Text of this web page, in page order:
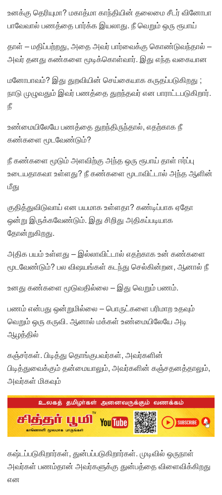
உனக்கு தெரியுமா? மகாத்மா காந்தியின் தலைமை சீடர் வினோபா
பாவேவால் பணத்தை பார்க்க இயலாது. நீ வெறும் ஒரு ரூபாய்
தாள் – மதிப்பற்றது, அதை அவர் பார்வைக்கு கொண்டுவந்தால் –
அவர் தனது கண்களை மூடிக்கொள்வார். இது எந்த வகையான
மனோபாவம்? இது துறவியின் செய்கையாக கருதப்படுகிறது ;
நாடு முழுவதும் இவர் பணத்தை துறந்தவர் என பாராட்டபடுகிறார்.
நீ
உண்மையிலேயே பணத்தை துறந்திருந்தால், எதற்காக நீ
கண்களை மூடவேண்டும்?
நீ கண்களை மூடும் அளவிற்கு அந்த ஒரு ரூபாய் தாள் ஈர்ப்பு
உடையதாகவா உள்ளது? நீ கண்களை மூடாவிட்டால் அந்த ஆளின்
மீது
குதித்துவிடுவாய் என பயமாக உள்ளதா? கண்டிப்பாக ஏதோ
ஒன்று இருக்கவேண்டும். இது சிறிது அதிகப்படியாக
தோன்றுகிறது.
அதிக பயம் உள்ளது – இல்லாவிட்டால் எதற்காக உன் கண்களை
மூடவேண்டும்? பல விஷயங்கள் கடந்து செல்கின்றன, ஆனால் நீ
உனது கண்களை மூடுவதில்லை – இது வெறும் பணம்.
பணம் என்பது ஒன்றுமில்லை – பொருட்களை பரிமாற உதவும்
வெறும் ஒரு கருவி. ஆனால் மக்கள் உண்மையிலேயே அடி
ஆழத்தில்
கஞ்சர்கள். பிடித்து தொங்குபவர்கள், அவர்களின்
பிடித்துவைக்கும் தன்மையாலும், அவர்களின் கஞ்சதனத்தாலும்,
அவர்கள் மிகவும்
கஷ்டப்படுகிறார்கள், துன்பப்படுகிறார்கள். முடிவில் ஒருநாள்
அவர்கள் பணம்தான் அவர்களுக்கு துன்பத்தை விளைவிக்கிறது
என